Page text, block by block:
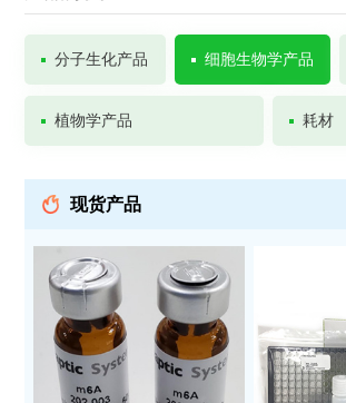
分子生化产品 细胞生物学产品
植物学产品 耗材
现货产品